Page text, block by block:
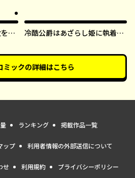
愛
冷酷公爵はあざらし姫に執着中
ミックの詳細はこちら
ランキング 掲載作品一覧
ップ 利用者情報の外部送信について
せ 利用規約 プライバシーポリシー